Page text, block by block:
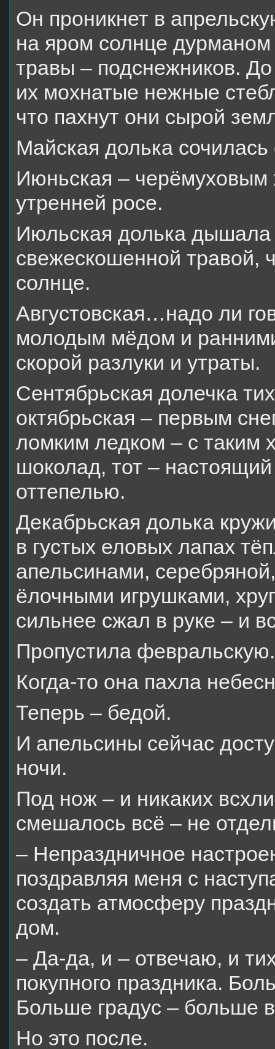
Он проникнет в
на яром солнце
травы – подснежников.
их мохнатые нежные
что пахнут они сырой
Майская долька
Июньская – черёмуховым
утренней росе.
Июльская долька дышала
свежескошенной травой,
солнце.
Августовская…надо ли
молодым мёдом и
скорой разлуки и утраты.
Сентябрьская долечка
октябрьская – первым
ломким ледком – с таким
шоколад, тот –
оттепелью.
Декабрьская долька
в густых еловых лапах
апельсинами,
ёлочными игрушками,
сильнее сжал в руке – и
Пропустила февральскую.
Когда-то она пахла
Теперь – бедой.
И апельсины сейчас
ночи.
Под нож – и никаких
смешалось всё – не
– Непраздничное
поздравляя меня с
создать атмосферу
дом.
– Да-да, и – отвечаю, и
покупного праздника.
Больше градус – больше
Но это после.